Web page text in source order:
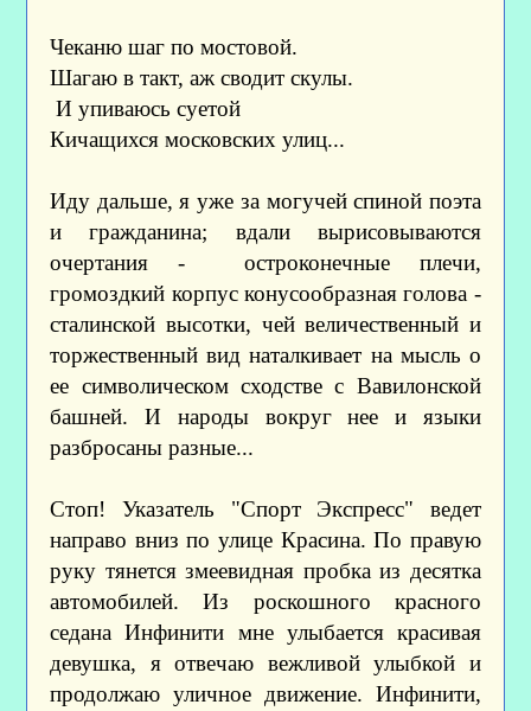
Чеканю шаг по мостовой.
Шагаю в такт, аж сводит скулы.
И упиваюсь суетой
Кичащихся московских улиц...
Иду дальше, я уже за могучей спиной поэта
и гражданина; вдали вырисовываются
очертания - остроконечные плечи,
громоздкий корпус конусообразная голова -
сталинской высотки, чей величественный и
торжественный вид наталкивает на мысль о
ее символическом сходстве с Вавилонской
башней. И народы вокруг нее и языки
разбросаны разные...
Стоп! Указатель "Спорт Экспресс" ведет
направо вниз по улице Красина. По правую
руку тянется змеевидная пробка из десятка
автомобилей. Из роскошного красного
седана Инфинити мне улыбается красивая
девушка, я отвечаю вежливой улыбкой и
продолжаю уличное движение. Инфинити,